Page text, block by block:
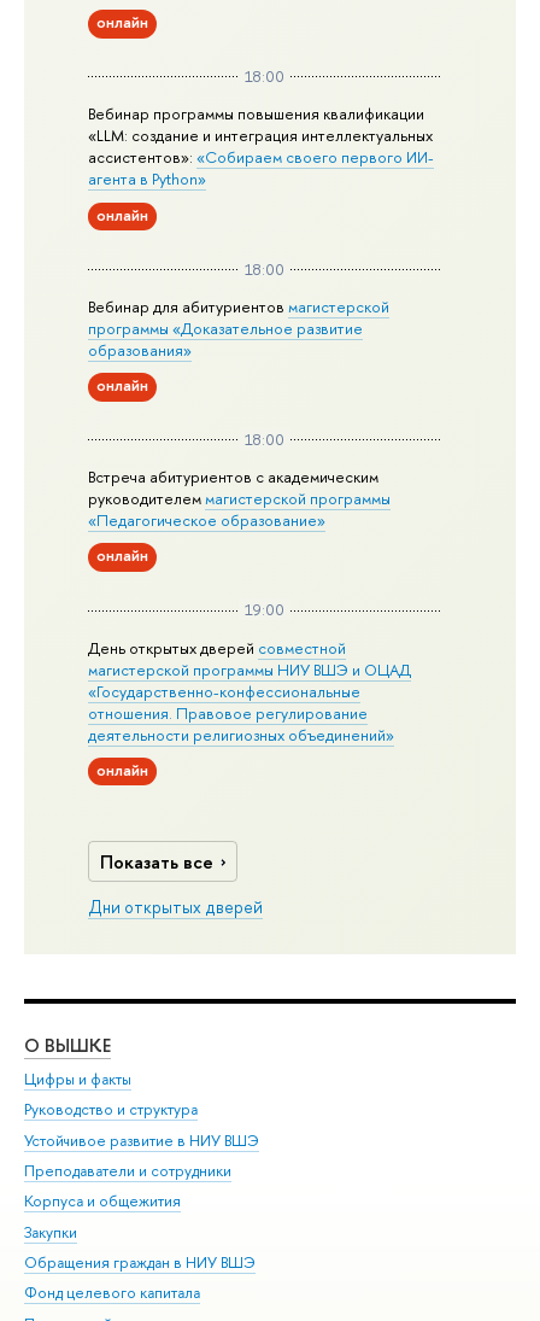
онлайн
18:00
Вебинар программы повышения квалификации
«LLM: создание и интеграция интеллектуальных
ассистентов»:«Собираем своего первого ИИ-
агента в Python»
онлайн
18:00
Вебинар для абитуриентовмагистерской
программы «Доказательное развитие
образования»
онлайн
18:00
Встреча абитуриентов с академическим
руководителеммагистерской программы
«Педагогическое образование»
онлайн
19:00
День открытых дверей совместной
магистерской программы НИУ ВШЭ и ОЦАД
«Государственно-конфессиональные
отношения. Правовое регулирование
деятельности религиозных объединений»
онлайн
Показать все
Дни открытых дверей
О ВЫШКЕ
Цифры и факты
Руководство и структура
Устойчивое развитие в НИУ ВШЭ
Преподаватели и сотрудники
Корпуса и общежития
Закупки
Обращения граждан в НИУ ВШЭ
Фонд целевого капитала